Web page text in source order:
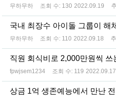
무하무하 조회 수: 130 2022.09.19
국내 최장수 아이돌 그룹이 해
무하무하 조회 수: 110 2022.09.18
직원 회식비로 2,000만원씩 쓰
fpwjsem1234 조회 수: 119 2022.09.17
상금 1억 생존예능에서 만난